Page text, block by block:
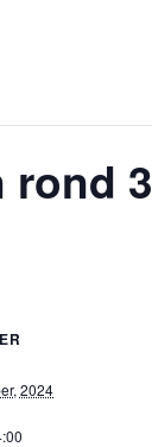
rond 3
2024